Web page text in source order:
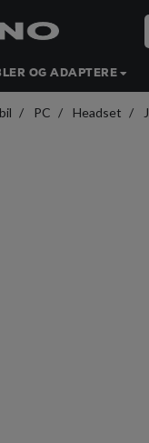
OG ADAPTERE
PC Headset